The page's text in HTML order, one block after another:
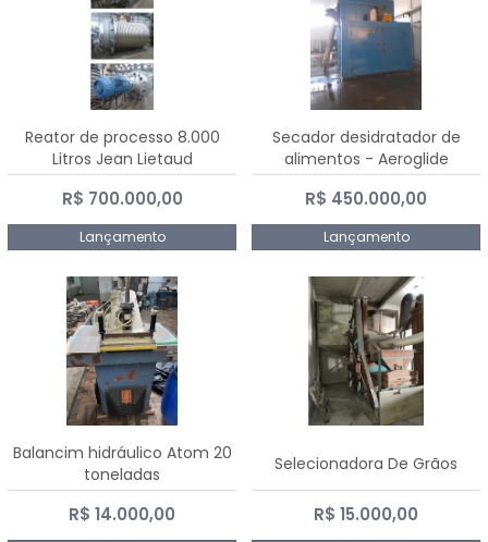
Reator de processo 8.000
Litros Jean Lietaud
R$ 700.000,00
Lançamento
Secador desidratador de
alimentos - Aeroglide
R$ 450.000,00
Lançamento
Balancim hidráulico Atom 20
toneladas
R$ 14.000,00
Selecionadora De Grãos
R$ 15.000,00